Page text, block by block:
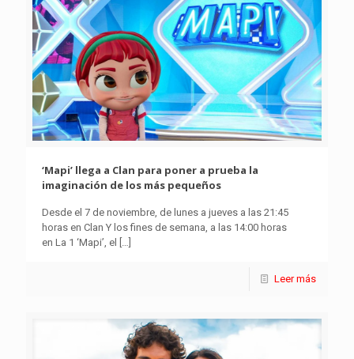
‘Mapi’ llega a Clan para poner a prueba la
imaginación de los más pequeños
Desde el 7 de noviembre, de lunes a jueves a las 21:45
horas en Clan Y los fines de semana, a las 14:00 horas
en La 1 ‘Mapi’, el
[…]
Leer más